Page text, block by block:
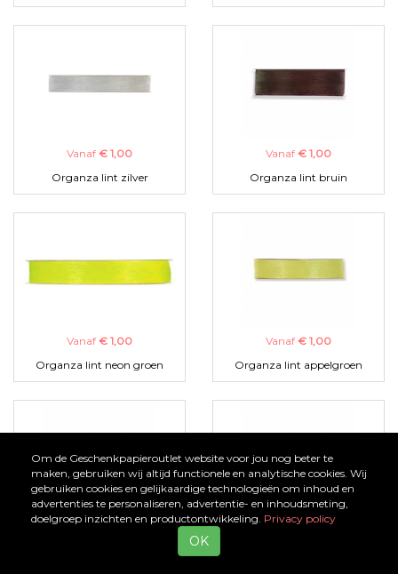
Vanaf € 1,00
Organza lint zilver
Vanaf € 1,00
Organza lint bruin
Vanaf € 1,00
Organza lint neon groen
Vanaf € 1,00
Organza lint appelgroen
Vanaf Vanaf€ 1,00
Om de Geschenkpapieroutlet website voor jou nog beter te
maken, gebruiken wij altijd functionele en analytische cookies. Wij
gebruiken cookies en gelijkaardige technologieën om inhoud en
advertenties te personaliseren, advertentie- en inhoudsmeting,
doelgroep inzichten en productontwikkeling. Privacy policy
OK